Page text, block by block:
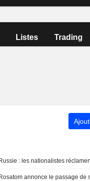
Listes Trading